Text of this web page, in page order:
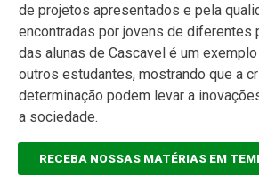
de projetos apresentados e pela
encontradas por jovens de diferentes
das alunas de Cascavel é um
outros estudantes, mostrando que a
determinação podem levar a
a sociedade.
RECEBA NOSSAS MATÉRIAS EM